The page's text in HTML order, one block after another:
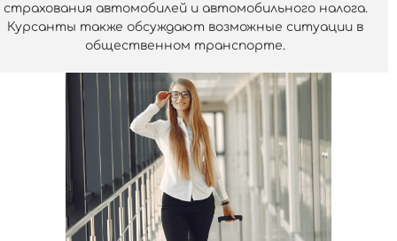
страхования автомобилей и автомобильного налога.
Курсанты также обсуждают возможные ситуации в
общественном транспорте.